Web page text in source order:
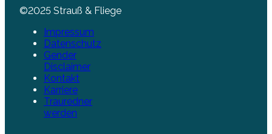
©2025 Strauß & Fliege
Impressum
Datenschutz
Gender
Disclaimer
Kontakt
Karriere
Trauredner
werden